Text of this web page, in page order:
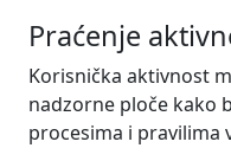
Praćenje
Korisnička aktivnost
nadzorne ploče kako
procesima i pravilima